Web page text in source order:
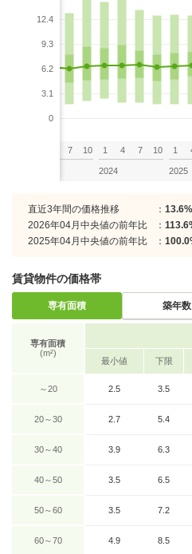
12.4
9.3
6.2
3.1
0
7 10 1 4 7 10
2024
1
2025
直近3年間の価格推移 ：
2026年04月中央値の前年比
：
2025年04月中央値の前年比
：
賃貸物件の価格帯
専有面積 築年数
専有面積
(m²)
最小値 下限
～20 2.5 3.5
20～30 2.7 5.4
30～40 3.9 6.3
40～50 3.5 6.5
50～60 3.5 7.2
60～70 4.9 8.5